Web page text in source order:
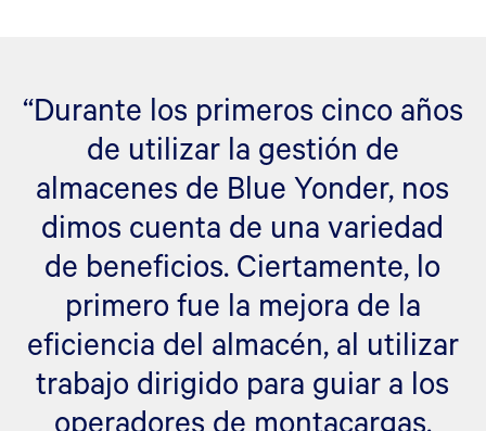
“Durante los primeros cinco años
de utilizar la gestión de
almacenes de Blue Yonder, nos
dimos cuenta de una variedad
de beneficios. Ciertamente, lo
primero fue la mejora de la
eficiencia del almacén, al utilizar
trabajo dirigido para guiar a los
operadores de montacargas.